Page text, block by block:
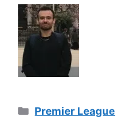
Catégories
Premier League